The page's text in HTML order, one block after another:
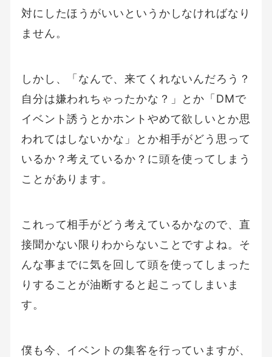
対にしたほうがいいというかしなければなり
ません。
しかし、「なんで、来てくれないんだろう？
自分は嫌われちゃったかな？」とか「DMで
イベント誘うとかホントやめて欲しいとか思
われてはしないかな」とか相手がどう思って
いるか？考えているか？に頭を使ってしまう
ことがあります。
これって相手がどう考えているかなので、直
接聞かない限りわからないことですよね。そ
んな事までに気を回して頭を使ってしまった
りすることが油断すると起こってしまいま
す。
僕も今、イベントの集客を行っていますが、